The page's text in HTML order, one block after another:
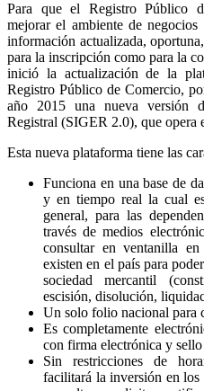
Para que el Registro Público
mejorar el ambiente de
información actualizada,
para la inscripción como para la
inició la actualización de la
Registro Público de Comercio,
año 2015 una nueva versión
Registral (SIGER 2.0), que opera
Esta nueva plataforma tiene las
Funciona en una base de
y en tiempo real la cual
general, para las
través de medios
consultar en ventanilla
existen en el país para
sociedad mercantil
escisión, disolución,
Un solo folio nacional para
Es completamente
con firma electrónica y
Sin restricciones de
facilitará la inversión en los